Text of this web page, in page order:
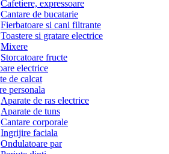
Cafetiere, expressoare
Cantare de bucatarie
Fierbatoare si cani filtrante
Toastere si gratare electrice
Mixere
Storcatoare fructe
electrice
de calcat
personala
Aparate de ras electrice
Aparate de tuns
Cantare corporale
Ingrijire faciala
Ondulatoare par